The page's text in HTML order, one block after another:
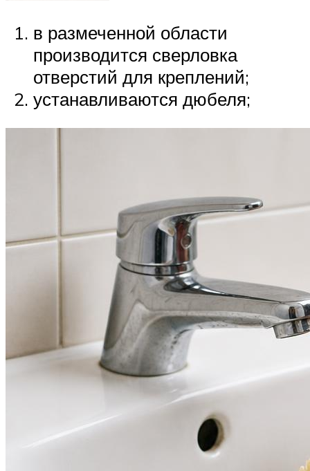
в размеченной области
производится сверловка
отверстий для креплений;
устанавливаются дюбеля;